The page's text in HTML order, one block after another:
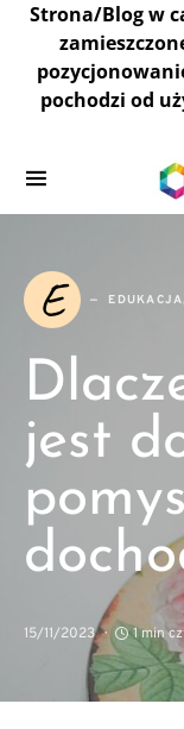
Strona/Blog w
pochodzi od
E
jest
15/11/2023 1 min